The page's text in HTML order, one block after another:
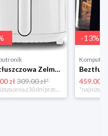
Beztłuszczowa Zelmer ZAF3551W biały
zł 309.00 zł*
-13%
459.00 zł